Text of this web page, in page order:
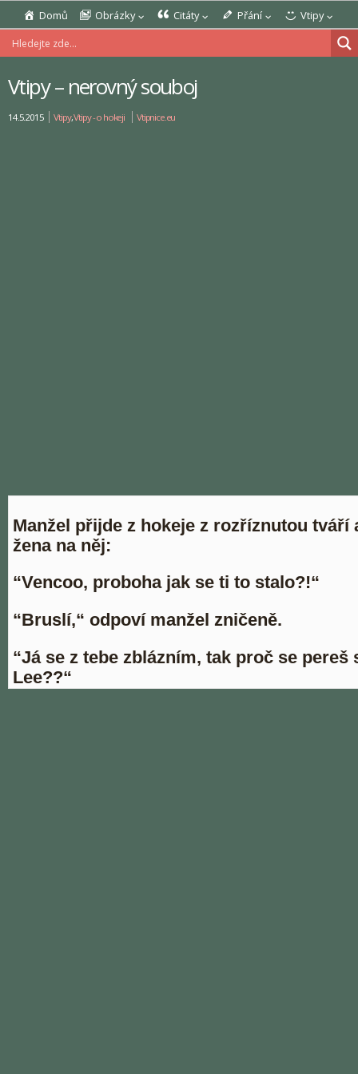
Domů Obrázky Citáty Přání Vtipy
Vtipy – nerovný souboj
14.5.2015 Vtipy,Vtipy - o hokeji Vtipnice.eu
Manžel přijde z hokeje z rozříznutou tváří
žena na něj:
“Vencoo, proboha jak se ti to stalo?!“
“Bruslí,“ odpoví manžel zničeně.
“Já se z tebe zblázním, tak proč se pereš
Lee??“